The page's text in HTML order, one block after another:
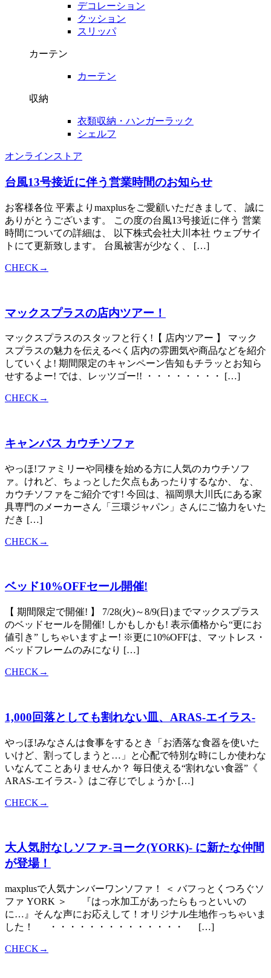
デコレーション
クッション
スリッパ
カーテン
カーテン
収納
衣類収納・ハンガーラック
シェルフ
オンラインストア
台風13号接近に伴う営業時間のお知らせ
お客様各位 平素よりmaxplusをご愛顧いただきまして、 誠に
ありがとうございます。 この度の台風13号接近に伴う 営業
時間についての詳細は、 以下株式会社大川本社 ウェブサイ
トにて更新致します。 台風被害が少なく、 […]
CHECK→
マックスプラスの店内ツアー！
マックスプラスのスタッフと行く!【 店内ツアー 】 マック
スプラスの魅力を伝えるべく店内の雰囲気や商品などを紹介
していくよ! 期間限定のキャンペーン告知もチラッとお知ら
せするよー! では、レッツゴー!! ・・・・・・・・ […]
CHECK→
キャンバス カウチソファ
やっほ!ファミリーや同棲を始める方に人気のカウチソフ
ァ。けれど、ちょっとした欠点もあったりするなか、 な、
カウチソファをご紹介です! 今回は、福岡県大川氏にある家
具専門のメーカーさん「三環ジャパン」さんにご協力をいた
だき […]
CHECK→
ベッド10%OFFセール開催!
【 期間限定で開催! 】 7/28(火)～8/9(日)までマックスプラス
のベッドセールを開催! しかもしかも! 表示価格から“更にお
値引き” しちゃいますよー! ※更に10%OFFは、マットレス・
ベッドフレームのみになり […]
CHECK→
1,000回落としても割れない皿、ARAS-エイラス-
やっほ!みなさんは食事をするとき「お洒落な食器を使いた
いけど、割ってしまうと…」と心配で特別な時にしか使わな
いなんてことありませんか？ 毎日使える“割れない食器”《
ARAS-エイラス- 》はご存じでしょうか […]
CHECK→
大人気肘なしソファ-ヨーク(YORK)- に新たな仲間
が登場！
maxplusで人気ナンバーワンソファ！ ＜ バフっとくつろぐソ
ファ YORK ＞ 『はっ水加工があったらもっといいの
に…』そんな声にお応えして！オリジナル生地作っちゃいま
した！ ・・・・・・・・・・・・・・ […]
CHECK→